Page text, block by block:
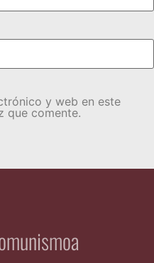
y web en este
que comente.